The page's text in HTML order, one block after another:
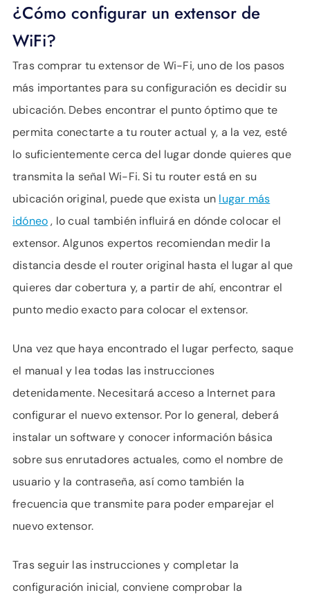
¿Cómo configurar un extensor de
WiFi?
Tras comprar tu extensor de Wi-Fi, uno de los pasos
más importantes para su configuración es decidir su
ubicación. Debes encontrar el punto óptimo que te
permita conectarte a tu router actual y, a la vez, esté
lo suficientemente cerca del lugar donde quieres que
transmita la señal Wi-Fi. Si tu router está en su
ubicación original, puede que exista un lugar más
idóneo, lo cual también influirá en dónde colocar el
extensor. Algunos expertos recomiendan medir la
distancia desde el router original hasta el lugar al que
quieres dar cobertura y, a partir de ahí, encontrar el
punto medio exacto para colocar el extensor.
Una vez que haya encontrado el lugar perfecto, saque
el manual y lea todas las instrucciones
detenidamente. Necesitará acceso a Internet para
configurar el nuevo extensor. Por lo general, deberá
instalar un software y conocer información básica
sobre sus enrutadores actuales, como el nombre de
usuario y la contraseña, así como también la
frecuencia que transmite para poder emparejar el
nuevo extensor.
Tras seguir las instrucciones y completar la
configuración inicial, conviene comprobar la